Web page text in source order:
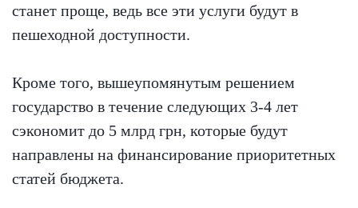
станет проще, ведь все эти услуги будут в
пешеходной доступности.
Кроме того, вышеупомянутым решением
государство в течение следующих 3-4 лет
сэкономит до 5 млрд грн, которые будут
направлены на финансирование приоритетных
статей бюджета.